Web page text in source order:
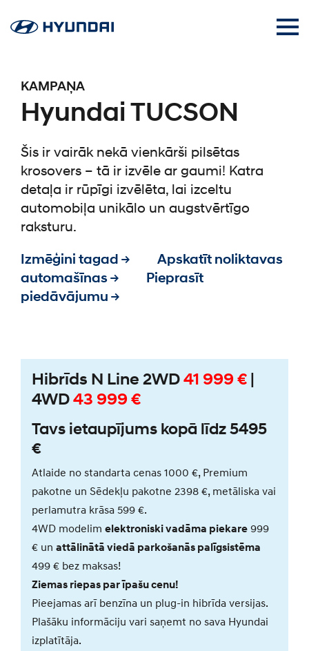
KAMPAŅA
Hyundai TUCSON
Šis ir vairāk nekā vienkārši pilsētas
krosovers – tā ir izvēle ar gaumi! Katra
detaļa ir rūpīgi izvēlēta, lai izceltu
automobiļa unikālo un augstvērtīgo
raksturu.
Izmēģini tagad →
Apskatīt noliktavas
automašīnas →
Pieprasīt
piedāvājumu →
Hibrīds N Line 2WD41 999 € |
4WD43 999 €
Tavs ietaupījums kopā līdz 5495
€
Atlaide no standarta cenas 1000 €, Premium
pakotne un Sēdekļu pakotne 2398 €, metāliska vai
perlamutra krāsa 599 €.
4WD modelim elektroniski vadāma piekare999
€ un attālinātā viedā parkošanās palīgsistēma
499 € bez maksas!
Ziemas riepas par īpašu cenu!
Pieejamas arī benzīna un plug-in hibrīda versijas.
Plašāku informāciju vari saņemt no sava Hyundai
izplatītāja.